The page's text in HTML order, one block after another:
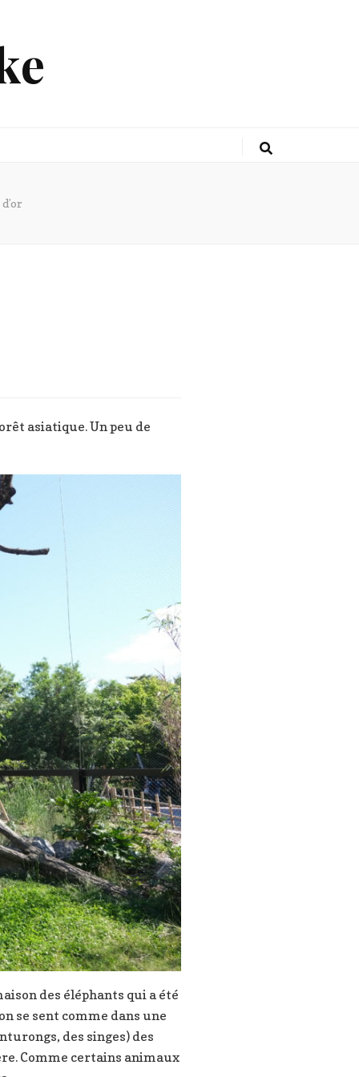
asiatique. Un peu de
des éléphants qui a été
se sent comme dans une
des singes) des
Comme certains animaux